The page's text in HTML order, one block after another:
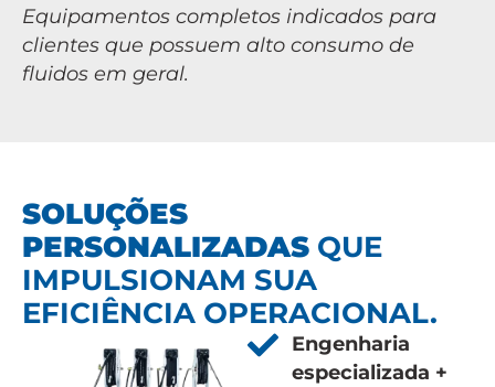
Equipamentos completos indicados para
clientes que possuem alto consumo de
fluidos em geral.
SOLUÇÕES
PERSONALIZADAS QUE
IMPULSIONAM SUA
EFICIÊNCIA OPERACIONAL.
Engenharia
especializada +